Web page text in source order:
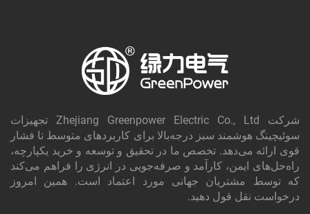
الکتریکی خود به تخصص ما اعتماد کنید.
شرکت Zhejiang Greenpower Electric Co., Ltd تجهیزات
سوئیچینگ هوشمند سبز درجه‌بالا برای کاربردهای متوسط تا فشار
قوی ارائه می‌دهد. تخصص ما در تحقیق و توسعه و خرید یکپارچه،
راه‌حل‌های ایمن، کارآمد و صرفه‌جویی در انرژی را فراهم می‌کند
که توسط مشتریان جهانی مورد اعتماد است. همین امروز
درخواست نقل قول دهید.